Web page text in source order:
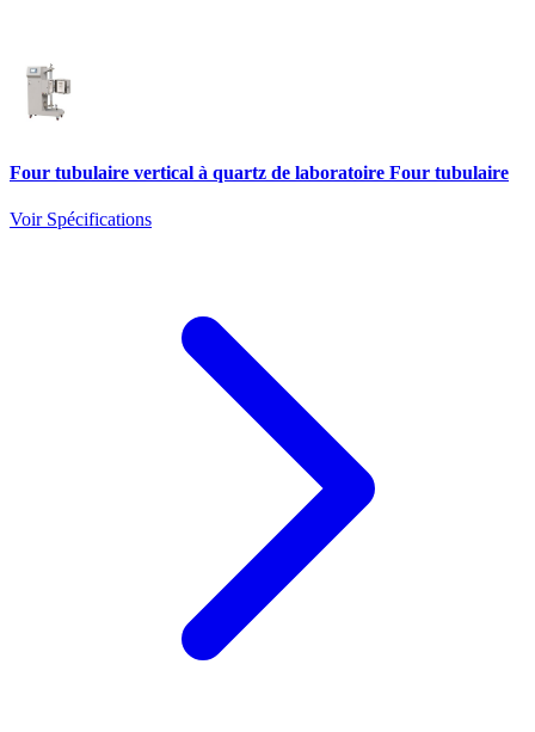
Four tubulaire vertical à quartz de laboratoire Four tubulaire
Voir Spécifications